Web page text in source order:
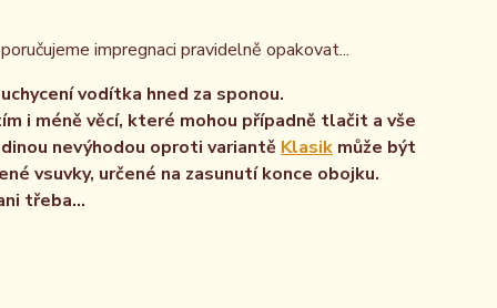
impregnaci pravidelně opakovat...
vodítka hned za sponou.
i méně věcí, které mohou případně tlačit a vše
nevýhodou oproti variantě Klasikmůže být
vsuvky, určené na zasunutí konce obojku.
třeba...